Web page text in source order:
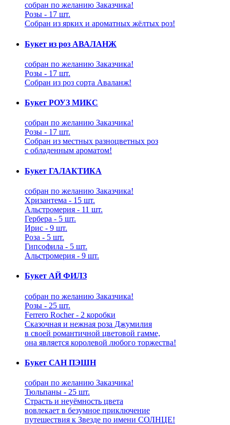
собран по желанию Заказчика!
Розы - 17 шт.
Собран из ярких и ароматных жёлтых роз!
Букет из роз АВАЛАНЖ
собран по желанию Заказчика!
Розы - 17 шт.
Собран из роз сорта Аваланж!
Букет РОУЗ МИКС
собран по желанию Заказчика!
Розы - 17 шт.
Собран из местных разноцветных роз
с обладенным ароматом!
Букет ГАЛАКТИКА
собран по желанию Заказчика!
Хризантема - 15 шт.
Альстромерия - 11 шт.
Гербера - 5 шт.
Ирис - 9 шт.
Роза - 5 шт.
Гипсофила - 5 шт.
Альстромерия - 9 шт.
Букет АЙ ФИЛЗ
собран по желанию Заказчика!
Розы - 25 шт.
Ferrero Rocher - 2 коробки
Сказочная и нежная роза Джумилия
в своей романтичной цветовой гамме,
она является королевой любого торжества!
Букет САН ПЭШН
собран по желанию Заказчика!
Тюльпаны - 25 шт.
Страсть и неуёмность цвета
вовлекает в безумное приключение
путешествия к Звезде по имени СОЛНЦЕ!